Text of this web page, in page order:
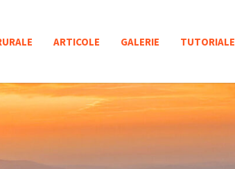
ARTICOLE GALERIE TUTORIALE